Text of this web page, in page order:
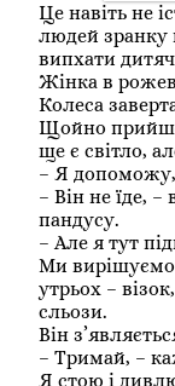
Це навіть не
людей зранку
випхати
Жінка в
Колеса
Щойно
ще є світло,
– Я
– Він не їде,
пандусу.
– Але я тут
Ми вирішуємо
утрьох –
сльози.
Він
– Тримай, –
Я стою і